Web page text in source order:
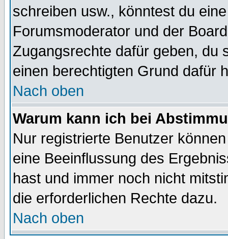
schreiben usw., könntest du
Forumsmoderator und der
Zugangsrechte dafür geben, du
einen berechtigten Grund dafür
Nach oben
Warum kann ich bei
Nur registrierte Benutzer
eine Beeinflussung des
hast und immer noch nicht
die erforderlichen Rechte dazu.
Nach oben